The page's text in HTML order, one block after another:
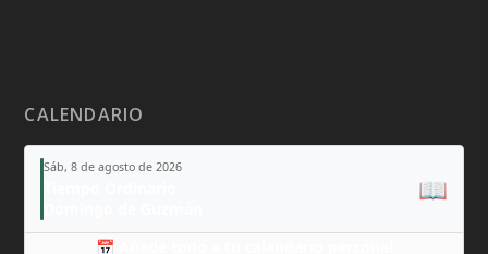
CALENDARIO
Sáb, 8 de agosto de 2026
📖
📅 Añade todo a tu calendario personal